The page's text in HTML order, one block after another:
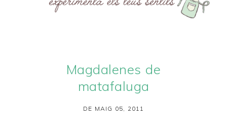
Magdalenes de
matafaluga
DE MAIG 05, 2011